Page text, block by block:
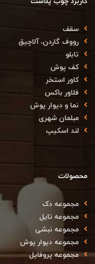
سقف
رووف گاردن، آلاچیق
تابلو
کف پوش
کاور استخر
فلاور باکس
نما و دیوار پوش
مبلمان شهری
لند اسکیپ
محصولات
مجموعه دک
مجموعه تایل
مجموعه نبشی
مجموعه دیوار پوش
مجموعه پروفایل